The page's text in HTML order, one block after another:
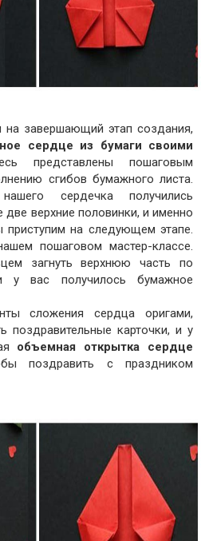
завершающий этап создания,
сердце из бумаги своими
представлены пошаговым
сгибов бумажного листа.
сердечка получились
верхние половинки, и именно
на следующем этапе.
пошаговом мастер-классе.
загнуть верхнюю часть по
у вас получилось бумажное
сложения сердца оригами,
поздравительные карточки, и у
объемная открытка сердце
поздравить с праздником